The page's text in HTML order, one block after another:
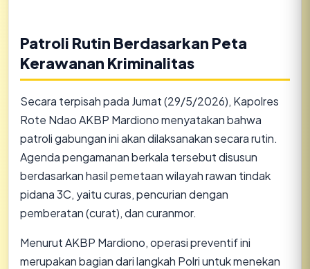
Patroli Rutin Berdasarkan Peta
Kerawanan Kriminalitas
​Secara terpisah pada Jumat (29/5/2026), Kapolres
Rote Ndao AKBP Mardiono menyatakan bahwa
patroli gabungan ini akan dilaksanakan secara rutin.
Agenda pengamanan berkala tersebut disusun
berdasarkan hasil pemetaan wilayah rawan tindak
pidana 3C, yaitu curas, pencurian dengan
pemberatan (curat), dan curanmor.
​Menurut AKBP Mardiono, operasi preventif ini
merupakan bagian dari langkah Polri untuk menekan